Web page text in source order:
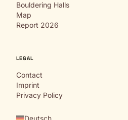
Bouldering Halls
Map
Report 2026
LEGAL
Contact
Imprint
Privacy Policy
Deutsch